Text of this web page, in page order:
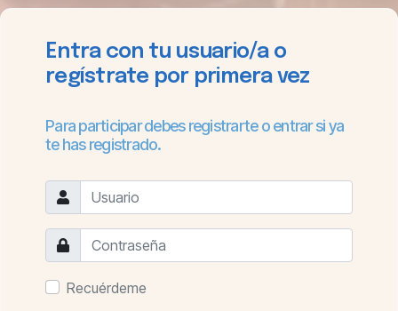
Entra con tu usuario/a o
regístrate por primera vez
Para participar debes registrarte o entrar si ya
te has registrado.
Recuérdeme